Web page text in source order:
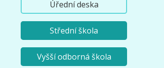
Úřední deska
Střední škola
Vyšší odborná škola